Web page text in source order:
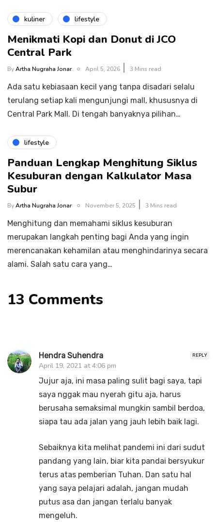
kuliner lifestyle
Menikmati Kopi dan Donut di JCO
Central Park
ByArtha Nugraha Jonar April 5, 2026 3 Mins read
Ada satu kebiasaan kecil yang tanpa disadari selalu
terulang setiap kali mengunjungi mall, khususnya di
Central Park Mall. Di tengah banyaknya pilihan…
lifestyle
Panduan Lengkap Menghitung Siklus
Kesuburan dengan Kalkulator Masa
Subur
ByArtha Nugraha Jonar November 5, 2025 3 Mins read
Menghitung dan memahami siklus kesuburan
merupakan langkah penting bagi Anda yang ingin
merencanakan kehamilan atau menghindarinya secara
alami. Salah satu cara yang…
13 Comments
REPLY
Hendra Suhendra
April 19, 2021 at 4:06 pm
Jujur aja, ini masa paling sulit bagi saya, tapi
saya nggak mau nyerah gitu aja, harus
berusaha semaksimal mungkin sambil berdoa,
siapa tau ada jalan yang jauh lebih baik lagi.
Sebaiknya kita melihat pandemi ini dari sudut
pandang yang lain, biar kita pandai bersyukur
terus atas pemberian Tuhan. Dan satu hal
yang saya pelajari adalah, jangan mudah
putus asa dan jangan terlalu banyak
mengeluh.